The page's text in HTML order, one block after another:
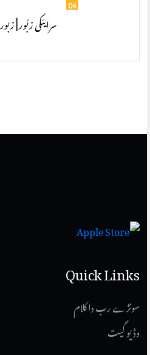
سرایئکی زبُور | زبور 48 تیڈی.
Quick Links
سونڑے رب دا کلام
وڈیو گیت